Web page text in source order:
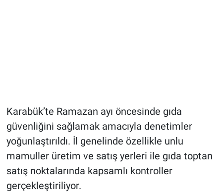
Karabük’te Ramazan ayı öncesinde gıda
güvenliğini sağlamak amacıyla denetimler
yoğunlaştırıldı. İl genelinde özellikle unlu
mamuller üretim ve satış yerleri ile gıda toptan
satış noktalarında kapsamlı kontroller
gerçekleştiriliyor.